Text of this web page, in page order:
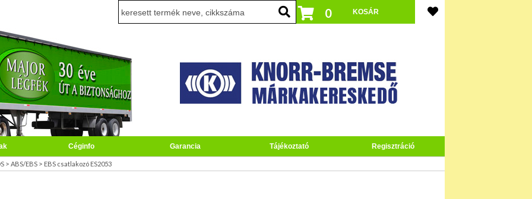
0
Céginfo Garancia Tájékoztató Regisztráció
> ABS/EBS > EBS csatlakozó ES2053